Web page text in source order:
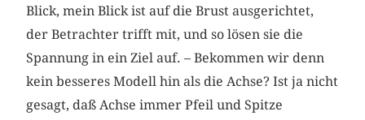
Blick, mein Blick ist auf die Brust ausgerichtet,
der Betrachter trifft mit, und so lösen sie die
Spannung in ein Ziel auf. – Bekommen wir denn
kein besseres Modell hin als die Achse? Ist ja nicht
gesagt, daß Achse immer Pfeil und Spitze